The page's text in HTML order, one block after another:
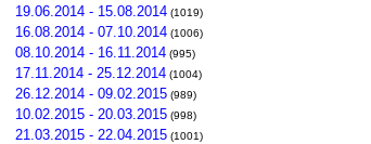
19.06.2014 - 15.08.2014 (1019)
16.08.2014 - 07.10.2014 (1006)
08.10.2014 - 16.11.2014 (995)
17.11.2014 - 25.12.2014 (1004)
26.12.2014 - 09.02.2015 (989)
10.02.2015 - 20.03.2015 (998)
21.03.2015 - 22.04.2015 (1001)